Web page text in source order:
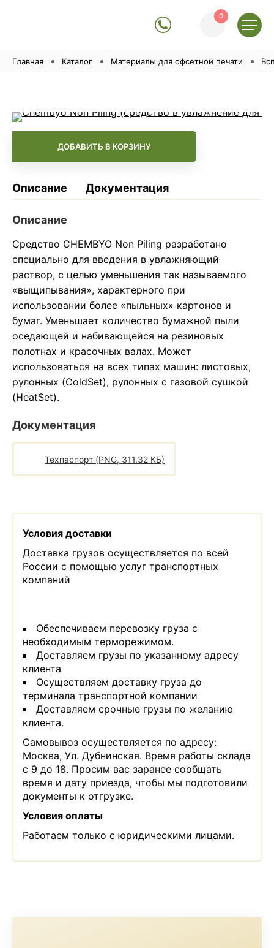
0
Главная Каталог Материалы для офсетной печати
ДОБАВИТЬ В КОРЗИНУ
Описание Документация
Описание
Средство CHEMBYO Non Piling разработано
специально для введения в увлажняющий
раствор, с целью уменьшения так называемого
«выщипывания», характерного при
использовании более «пыльных» картонов и
бумаг. Уменьшает количество бумажной пыли
оседающей и набивающейся на резиновых
полотнах и красочных валах. Может
использоваться на всех типах машин: листовых,
рулонных (ColdSet), рулонных с газовой сушкой
(HeatSet).
Документация
Техпаспорт (PNG, 311.32 КБ)
Условия доставки
Доставка грузов осуществляется по всей
России с помощью услуг транспортных
компаний
Обеспечиваем перевозку груза с
необходимым терморежимом.
Доставляем грузы по указанному адресу
клиента
Осуществляем доставку груза до
терминала транспортной компании
Доставляем срочные грузы по желанию
клиента.
Самовывоз осуществляется по адресу:
Москва, Ул. Дубнинская. Время работы склада
с 9 до 18. Просим вас заранее сообщать
время и дату приезда, чтобы мы подготовили
документы к отгрузке.
Условия оплаты
Работаем только с юридическими лицами.